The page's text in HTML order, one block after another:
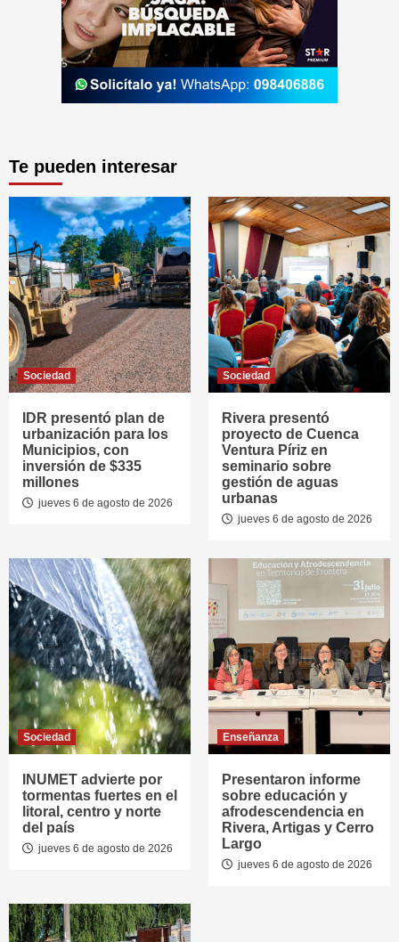
Te pueden interesar
Sociedad
IDR presentó plan de
urbanización para los
Municipios, con
inversión de $335
millones
jueves 6 de agosto de 2026
Sociedad
Rivera presentó
proyecto de Cuenca
Ventura Píriz en
seminario sobre
gestión de aguas
urbanas
jueves 6 de agosto de 2026
Sociedad
INUMET advierte por
tormentas fuertes en el
litoral, centro y norte
del país
jueves 6 de agosto de 2026
Enseñanza
Presentaron informe
sobre educación y
afrodescendencia en
Rivera, Artigas y Cerro
Largo
jueves 6 de agosto de 2026